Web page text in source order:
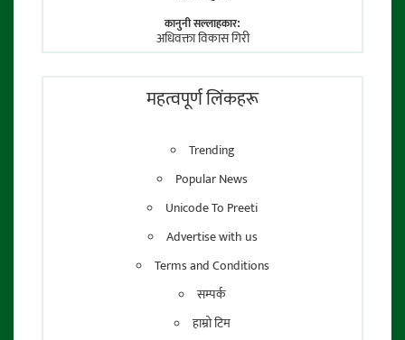
कानुनी सल्लाहकार:
अधिवक्ता विकास गिरी
तेजेन्द्र श्रेष्ठ
महत्वपूर्ण लिंकहरू
Trending
Popular News
Unicode To Preeti
Advertise with us
Terms and Conditions
सम्पर्क
हाम्रो टिम